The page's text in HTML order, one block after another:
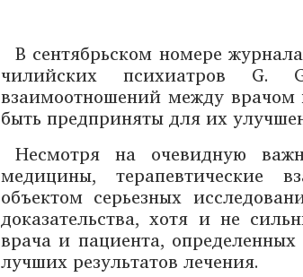
В сентябрьском номере журнала
чилийских психиатров
взаимоотношений между
быть предприняты для их
Несмотря на очевидную
медицины, терапевтические
объектом серьезных
доказательства, хотя и не
врача и пациента,
лучших результатов лечения.